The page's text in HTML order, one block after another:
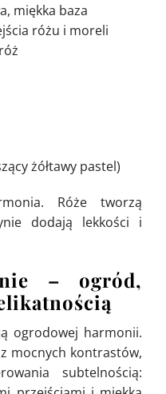
miękka baza
różu i moreli
żółtawy pastel)
Róże tworzą
dodają lekkości i
– ogród,
ogrodowej harmonii.
mocnych kontrastów,
subtelnością: